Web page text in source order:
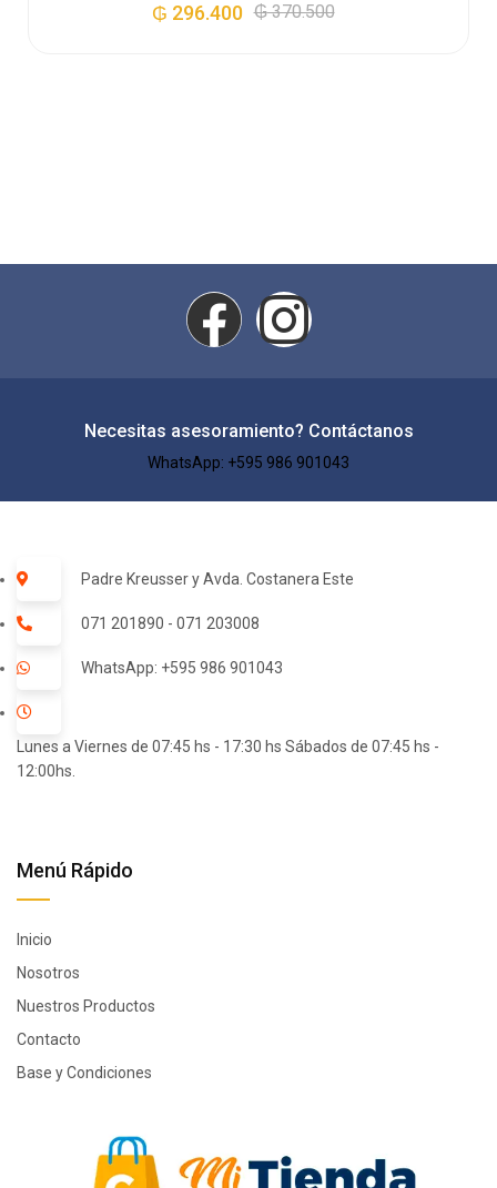
₲370.500
₲ 296.400
Necesitas asesoramiento? Contáctanos
WhatsApp: +595 986 901043​
Padre Kreusser y Avda. Costanera Este
071 201890 - 071 203008
WhatsApp: +595 986 901043
Lunes a Viernes de 07:45 hs - 17:30 hs Sábados de 07:45 hs -
12:00hs.
Menú Rápido
Inicio
Nosotros
Nuestros Productos
Contacto
Base y Condiciones